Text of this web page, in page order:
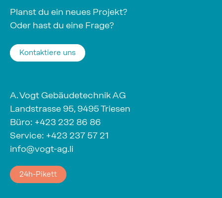
Planst du ein neues Projekt?
Oder hast du eine Frage?
Kontaktiere uns
A. Vogt Gebäudetechnik AG
Landstrasse 95, 9495 Triesen
Büro: +423 232 86 86
Service: +423 237 57 21
info@vogt-ag.li
24h-Pikett